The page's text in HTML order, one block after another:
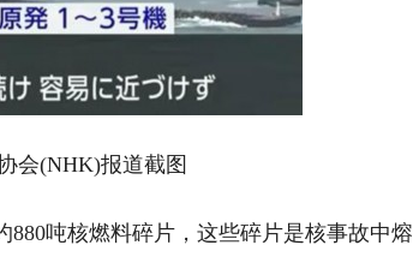
(NHK)报道截图
吨核燃料碎片，这些碎片是核事故中熔